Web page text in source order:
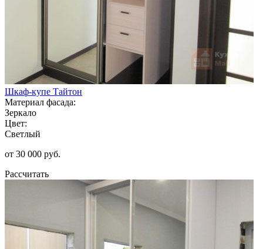
Шкаф-купе Тайтон
Материал фасада:
Зеркало
Цвет:
Светлый
от 30 000 руб.
Рассчитать